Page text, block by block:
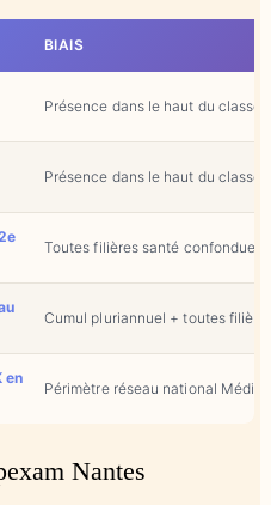
BIAIS
Présence dans le haut du
Présence dans le haut du
Toutes filières santé confondues
Cumul pluriannuel + toutes
en
Périmètre réseau national
Nantes